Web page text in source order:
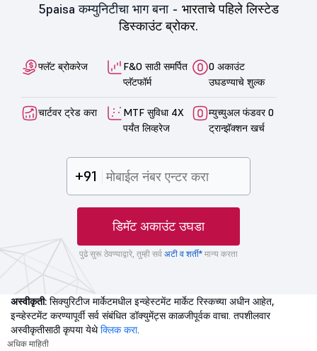
5paisa कम्युनिटीचा भाग बना - भारताचे पहिले लिस्टेड
डिस्काउंट ब्रोकर.
फ्लॅट ब्रोकरेज
F&O साठी समर्पित
प्लॅटफॉर्म
0 अकाउंट
उघडण्याचे शुल्क
चार्टवर ट्रेड करा
MTF सुविधा 4X
पर्यंत लिव्हरेज
म्युच्युअल फंडवर 0
ट्रान्झॅक्शन खर्च
+91
डिमॅट अकाउंट उघडा
पुढे सुरू ठेवण्याद्वारे, तुम्ही सर्व अटी व शर्ती* मान्य करता
अस्वीकृती: सिक्युरिटीज मार्केटमधील इन्व्हेस्टमेंट मार्केट रिस्कच्या अधीन आहेत,
इन्व्हेस्टमेंट करण्यापूर्वी सर्व संबंधित डॉक्युमेंट्स काळजीपूर्वक वाचा. तपशीलवार
अस्वीकृतीसाठी कृपया येथेक्लिक करा.
अधिक माहिती